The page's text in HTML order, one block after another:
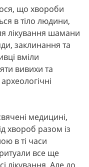
що хвороби
в тіло людини,
лікування шамани
заклинання та
вміли
вивихи та
медицині,
хвороб разом із
в ті часи
все ще